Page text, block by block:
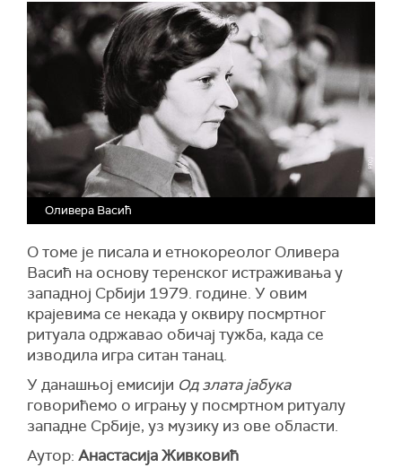
Оливера Васић
О томе је писала и етнокореолог Оливера
Васић на основу теренског истраживања у
западној Србији 1979. године. У овим
крајевима се некада у оквиру посмртног
ритуала одржавао обичај тужба, када се
изводила игра ситан танац.
У данашњој емисији Од злата јабука
говорићемо о игрању у посмртном ритуалу
западне Србије, уз музику из ове области.
Аутор: Анастасија Живковић